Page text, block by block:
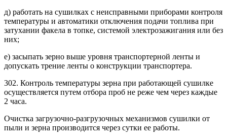
д) работать на сушилках с неисправными приборами контроля
температуры и автоматики отключения подачи топлива при
затухании факела в топке, системой электрозажигания или без
них;
е) засыпать зерно выше уровня транспортерной ленты и
допускать трение ленты о конструкции транспортера.
302. Контроль температуры зерна при работающей сушилке
осуществляется путем отбора проб не реже чем через каждые
2 часа.
Очистка загрузочно-разгрузочных механизмов сушилки от
пыли и зерна производится через сутки ее работы.